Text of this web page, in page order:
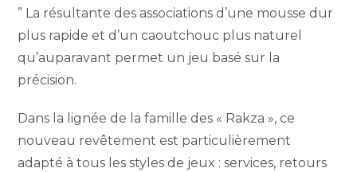
” La résultante des associations d’une mousse dur
plus rapide et d’un caoutchouc plus naturel
qu’auparavant permet un jeu basé sur la
précision.
Dans la lignée de la famille des « Rakza », ce
nouveau revêtement est particulièrement
adapté à tous les styles de jeux : services, retours